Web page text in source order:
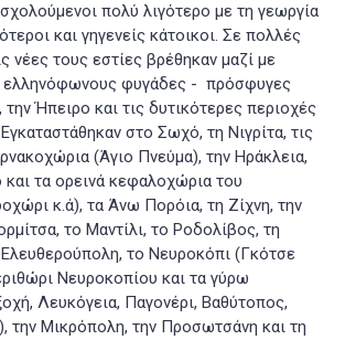
πολύ λιγότερο με τη γεωργία
και γηγενείς κάτοικοι. Σε πολλές
νέες τους εστίες βρέθηκαν μαζί με
φυγάδες - πρόσφυγες
Ήπειρο και τις δυτικότερες περιοχές
στο Σωχό, τη Νιγρίτα, τις
(Άγιο Πνεύμα), την Ηράκλεια,
τα ορεινά κεφαλοχώρια του
κ.ά), τα Άνω Πορόια, τη Ζίχνη, την
το Μαντίλι, το Ροδολίβος, τη
Ελευθερούπολη, το Νευροκόπι (Γκότσε
Νευροκοπίου και τα γύρω
Λευκόγεια, Παγονέρι, Βαθύτοπος,
την Μικρόπολη, την Προσωτσάνη και τη